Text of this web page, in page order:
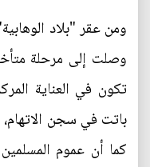
ومن عقر "بلاد
وصلت إلى مرحلة
تكون في العناية
باتت في سجن
كما أن عموم